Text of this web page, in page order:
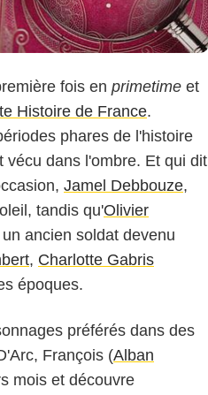
fois en primetime et
Histoire de France.
phares de l'histoire
vécu dans l'ombre. Et qui dit
Jamel Debbouze,
tandis qu'Olivier
ancien soldat devenu
, Charlotte Gabris
époques.
préférés dans des
François (Alban
mois et découvre